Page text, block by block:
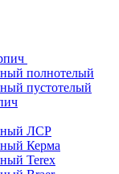
полнотелый
пустотелый
ЛСР
Керма
Terex